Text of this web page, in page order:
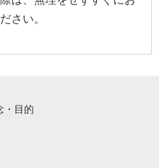
さい。
・目的